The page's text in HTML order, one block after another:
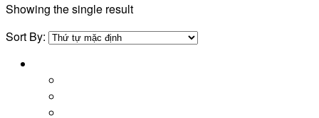
Showing the single result
Sort By: